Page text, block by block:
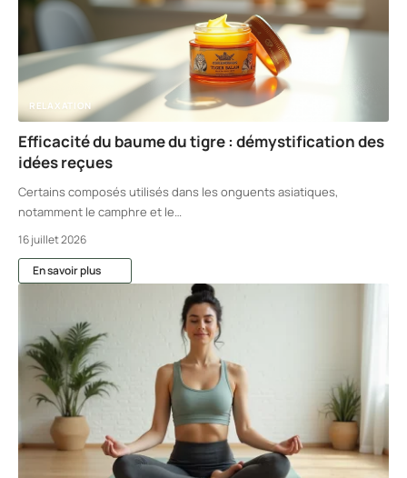
RELAXATION
Efficacité du baume du tigre : démystification des
idées reçues
Certains composés utilisés dans les onguents asiatiques,
notamment le camphre et le…
16 juillet 2026
En savoir plus